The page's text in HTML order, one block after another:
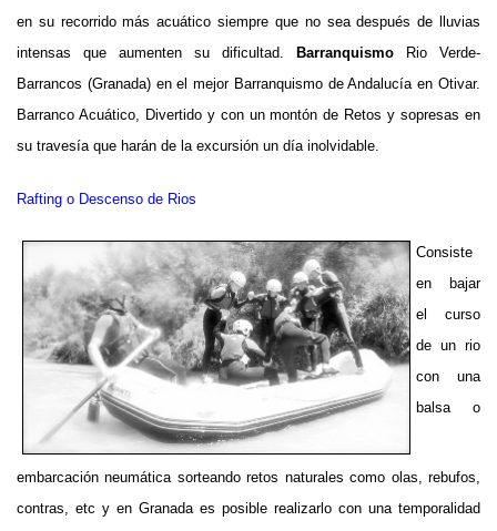
en su recorrido más acuático siempre que no sea después de lluvias
intensas que aumenten su dificultad.
Barranquismo Rio Verde-
Barrancos (Granada) en el mejor Barranquismo de Andalucía en Otivar.
Barranco Acuático, Divertido y con un montón de Retos y sopresas en
su travesía que harán de la excursión un día inolvidable.
Rafting o Descenso de Rios
Consiste
en bajar
el curso
de un rio
con una
balsa o
embarcación neumática sorteando retos naturales como olas, rebufos,
contras, etc y en Granada es posible realizarlo con una temporalidad